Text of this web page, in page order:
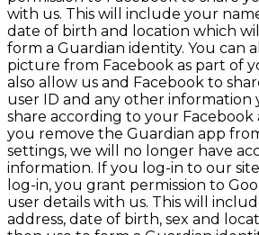
with us. This will include your
date of birth and location which
form a Guardian identity. You can
picture from Facebook as part of
also allow us and Facebook to
user ID and any other information
share according to your
you remove the Guardian app
settings, we will no longer have
information. If you log-in to our
log-in, you grant permission to
user details with us. This will
address, date of birth, sex and